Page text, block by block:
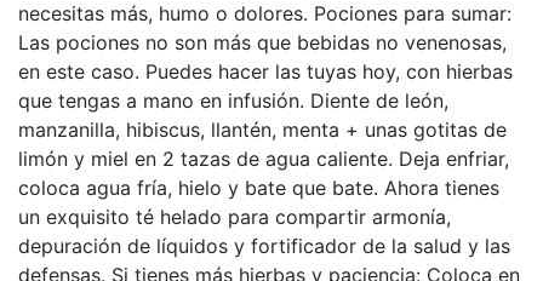
necesitas más, humo o dolores. Pociones para sumar:
Las pociones no son más que bebidas no venenosas,
en este caso. Puedes hacer las tuyas hoy, con hierbas
que tengas a mano en infusión. Diente de león,
manzanilla, hibiscus, llantén, menta + unas gotitas de
limón y miel en 2 tazas de agua caliente. Deja enfriar,
coloca agua fría, hielo y bate que bate. Ahora tienes
un exquisito té helado para compartir armonía,
depuración de líquidos y fortificador de la salud y las
defensas. Si tienes más hierbas y paciencia: Coloca en